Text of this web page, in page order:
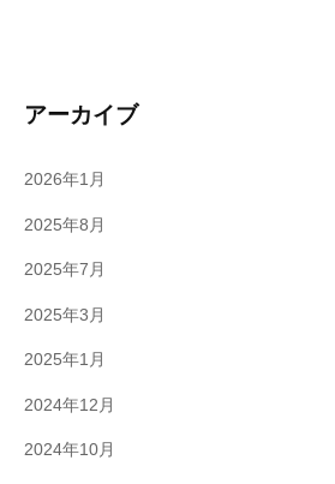
アーカイブ
2026年1月
2025年8月
2025年7月
2025年3月
2025年1月
2024年12月
2024年10月